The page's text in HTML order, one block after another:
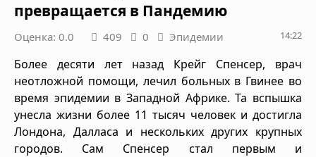
превращается в Пандемию
Оценка: 0.0 409 0 Эпидемии 14:22
Более десяти лет назад Крейг Спенсер, врач
неотложной помощи, лечил больных в Гвинее во
время эпидемии в Западной Африке. Та вспышка
унесла жизни более 11 тысяч человек и достигла
Лондона, Далласа и нескольких других крупных
городов. Сам Спенсер стал первым и